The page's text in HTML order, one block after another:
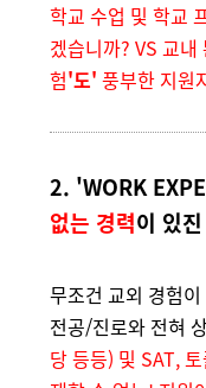
학교 수업 및 학교
겠습니까? VS 교
험'도' 풍부한 지원
2. 'WORK
없는 경력이 있
무조건 교외 경험
전공/진로와 전혀
당 등등) 및 SAT,